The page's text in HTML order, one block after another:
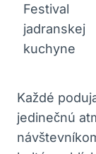
Festival
jadranskej
kuchyne
Každé
jedinečnú